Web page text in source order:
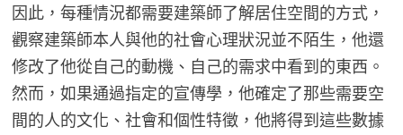
因此，每種情況都需要建築師了解居住空間的方式，
觀察建築師本人與他的社會心理狀況並不陌生，他還
修改了他從自己的動機、自己的需求中看到的東西。
然而，如果通過指定的宣傳學，他確定了那些需要空
間的人的文化、社會和個性特徵，他將得到這些數據